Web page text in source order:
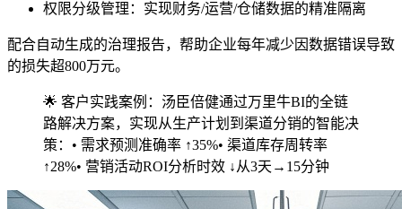
权限分级管理：实现财务/运营/仓储数据的精准隔离
配合自动生成的治理报告，帮助企业每年减少因数据错误导致
的损失超800万元。
🌟 客户实践案例：汤臣倍健通过万里牛BI的全链
路解决方案，实现从生产计划到渠道分销的智能决
策：• 需求预测准确率 ↑35%• 渠道库存周转率
↑28%• 营销活动ROI分析时效 ↓从3天→15分钟